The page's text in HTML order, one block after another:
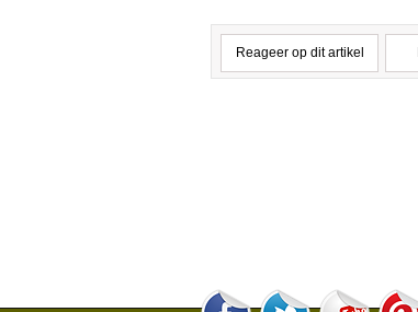
Reageer op dit artikel